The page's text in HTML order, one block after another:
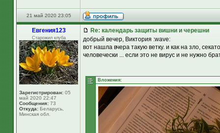
21 май 2020 23:05
Евгения123
Старожил клуба
Зарегистрирован: 05
май 2020 22:47
Сообщения: 73
Откуда: Беларусь,
Минская обл.
Re: календарь защиты вишни и черешни
добрый вечер, Виктория :wave:
вот нашла вчера такую ветку. и как на зло,
человечески ... если это не вирус и не нужно
Вложения: